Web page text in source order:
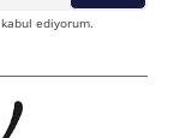
kabul ediyorum.